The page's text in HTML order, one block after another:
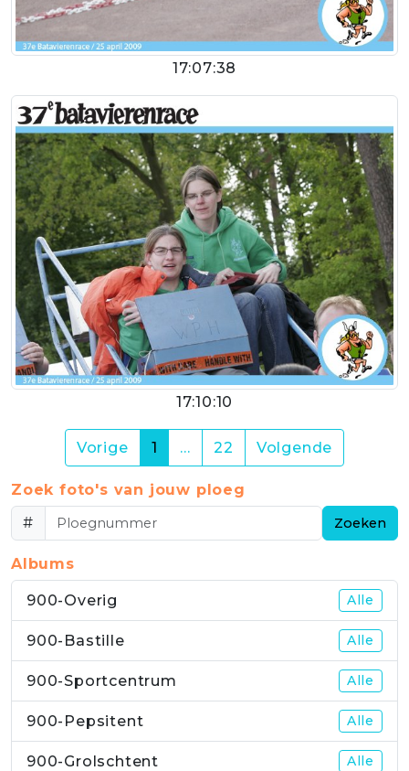
17:07:38
17:10:10
Vorige 1 (current)
… 22 Volgende
Zoek foto's van jouw ploeg
#
Zoeken
Albums
900-Overig Alle
900-Bastille Alle
900-Sportcentrum Alle
900-Pepsitent Alle
900-Grolschtent Alle